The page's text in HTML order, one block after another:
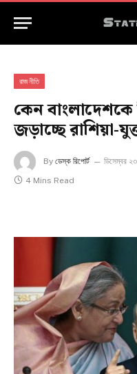
রাজনীতি
কেন বাংলাদেশকে
জড়াচ্ছে রাশিয়া-
By ডেস্ক রিপোর্ট ডিসেম্বর
4 Mins Read